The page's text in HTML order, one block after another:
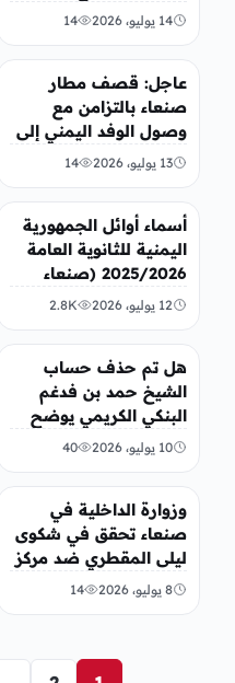
علمائها
14 يوليو، 2026 14
عاجل
عاجل: قصف مطار
صنعاء بالتزامن مع
وصول الوفد اليمني إلى
مطار صنعاء
13 يوليو، 2026 14
أخبار محلية
أسماء أوائل الجمهورية
اليمنية للثانوية العامة
2025/2026 (صنعاء
وعموم المحافظات)
12 يوليو، 2026 2.8K
أخبار محلية
هل تم حذف حساب
الشيخ حمد بن فدغم
البنكي الكريمي يوضح
10 يوليو، 2026 40
أخبار محلية
وزوارة الداخلية في
صنعاء تحقق في شكوى
ليلى المقطري ضد مركز
شرطة باجل
8 يوليو، 2026 14